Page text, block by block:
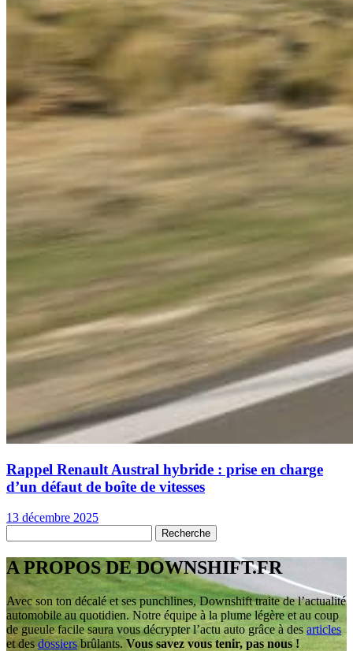
Rappel Renault Austral hybride : prise en charge
d’un défaut de boîte de vitesses
13 décembre 2025
A PROPOS DE DOWNSHIFT.FR
Avec son ton décalé et ses punchlines, Downshift traite de l’actualité
automobile au quotidien. Notre équipe à la plume légère et au coup
de gueule facile saura vous décrypter l’actu auto grâce à des articles
et des dossiers brûlants. Vous savez vous tenir, pas nous !